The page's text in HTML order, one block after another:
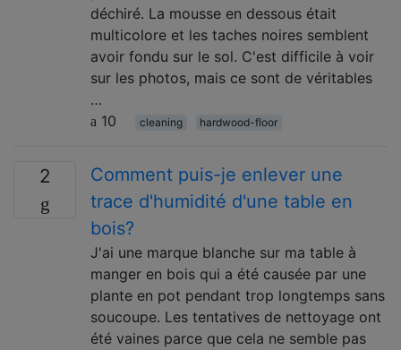
déchiré. La mousse en dessous était
multicolore et les taches noires semblent
avoir fondu sur le sol. C'est difficile à voir
sur les photos, mais ce sont de véritables
…
10
cleaning hardwood-floor
2
Comment puis-je enlever une
trace d'humidité d'une table en
bois?
J'ai une marque blanche sur ma table à
manger en bois qui a été causée par une
plante en pot pendant trop longtemps sans
soucoupe. Les tentatives de nettoyage ont
été vaines parce que cela ne semble pas